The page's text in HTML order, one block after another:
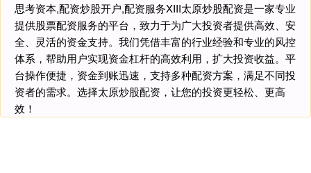
思考资本,配资炒股开户,配资服务XIII‌太原炒股配资是一家专业
提供股票配资服务的平台，致力于为广大投资者提供高效、安
全、灵活的资金支持。我们凭借丰富的行业经验和专业的风控
体系，帮助用户实现资金杠杆的高效利用，扩大投资收益。平
台操作便捷，资金到账迅速，支持多种配资方案，满足不同投
资者的需求。选择太原炒股配资，让您的投资更轻松、更高
效！